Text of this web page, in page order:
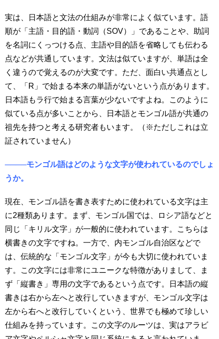
実は、日本語と文法の仕組みが非常によく似ています。語
順が「主語・目的語・動詞（SOV）」であることや、助詞
を名詞にくっつける点、主語や目的語を省略しても伝わる
点などが共通しています。文法は似ていますが、単語は全
く違うので覚えるのが大変です。ただ、面白い共通点とし
て、「R」で始まる本来の単語がないという点があります。
日本語もラ行で始まる言葉が少ないですよね。このように
似ている点が多いことから、日本語とモンゴル語が共通の
祖先を持つと考える研究者もいます。（※ただしこれは立
証されていません）
────モンゴル語はどのような文字が使われているのでしょ
うか。
現在、モンゴル語を書き表すために使われている文字は主
に2種類あります。まず、モンゴル国では、ロシア語などと
同じ「キリル文字」が一般的に使われています。こちらは
横書きの文字ですね。一方で、内モンゴル自治区などで
は、伝統的な「モンゴル文字」が今も大切に使われていま
す。この文字には非常にユニークな特徴がありまして、ま
ず「縦書き」専用の文字であるという点です。日本語の縦
書きは右から左へと改行していきますが、モンゴル文字は
左から右へと改行していくという、世界でも極めて珍しい
仕組みを持っています。この文字のルーツは、実はアラビ